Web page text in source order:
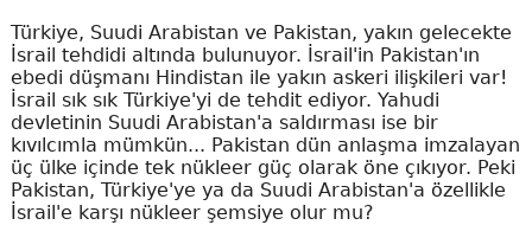
Türkiye, Suudi Arabistan ve Pakistan, yakın gelecekte
İsrail tehdidi altında bulunuyor. İsrail'in Pakistan'ın
ebedi düşmanı Hindistan ile yakın askeri ilişkileri var!
İsrail sık sık Türkiye'yi de tehdit ediyor. Yahudi
devletinin Suudi Arabistan'a saldırması ise bir
kıvılcımla mümkün... Pakistan dün anlaşma imzalayan
üç ülke içinde tek nükleer güç olarak öne çıkıyor. Peki
Pakistan, Türkiye'ye ya da Suudi Arabistan'a özellikle
İsrail'e karşı nükleer şemsiye olur mu?